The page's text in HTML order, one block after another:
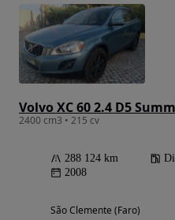
Volvo XC 60 2.4 D5
2400 cm3 • 215 cv
288 124 km
2008
São Clemente (Faro)